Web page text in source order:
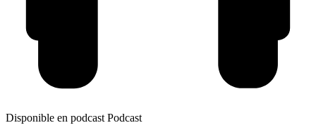
Disponible en podcast Podcast